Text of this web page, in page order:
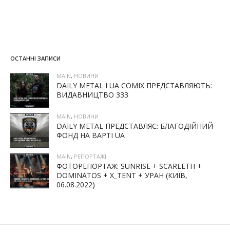
ОСТАННІ ЗАПИСИ
MAIN, НОВИНИ
DAILY METAL І UA COMIX ПРЕДСТАВЛЯЮТЬ:
ВИДАВНИЦТВО 333
MAIN, НОВИНИ
DAILY METAL ПРЕДСТАВЛЯЄ: БЛАГОДІЙНИЙ
ФОНД НА ВАРТІ UA
MAIN, РЕПОРТАЖІ
ФОТОРЕПОРТАЖ: SUNRISE + SCARLETH +
DOMINATOS + X_TENT + УРАН (КИЇВ,
06.08.2022)